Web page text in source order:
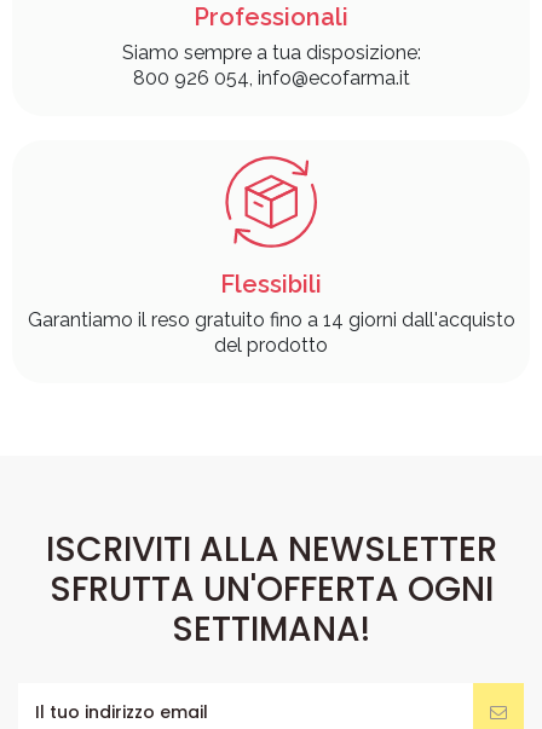
Professionali
Siamo sempre a tua disposizione:
800 926 054, info@ecofarma.it
Flessibili
Garantiamo il reso gratuito fino a 14 giorni dall'acquisto
del prodotto
ISCRIVITI ALLA NEWSLETTER
SFRUTTA UN'OFFERTA OGNI
SETTIMANA!